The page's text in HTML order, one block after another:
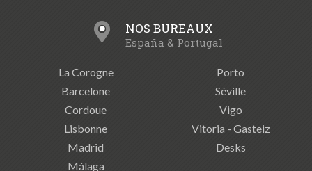
NOS BUREAUX
España & Portugal
La Corogne
Barcelone
Cordoue
Lisbonne
Madrid
Málaga
Porto
Séville
Vigo
Vitoria - Gasteiz
Desks